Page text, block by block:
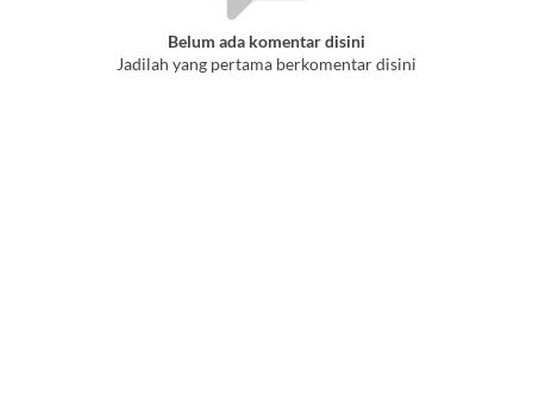
Belum ada komentar disini
Jadilah yang pertama berkomentar disini